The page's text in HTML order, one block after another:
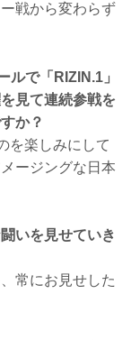
戦から変わらず
で「RIZIN.1」
見て連続参戦を
か？
を楽しみにして
ージングな日本
いを見せていき
常にお見せした